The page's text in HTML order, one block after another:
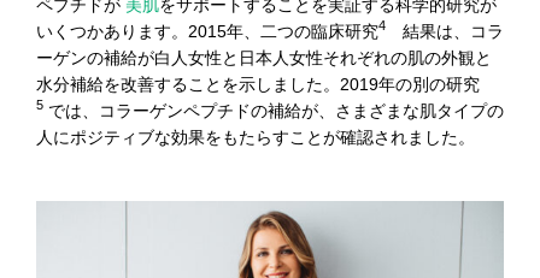
ペプチドが 美肌をサポートすることを実証する科学的研究が
いくつかあります。2015年、二つの臨床研究4
結果は、コラ
ーゲンの補給が白人女性と日本人女性それぞれの肌の外観と
水分補給を改善することを示しました。2019年の別の研究
5 では、コラーゲンペプチドの補給が、さまざまな肌タイプの
人にポジティブな効果をもたらすことが確認されました。